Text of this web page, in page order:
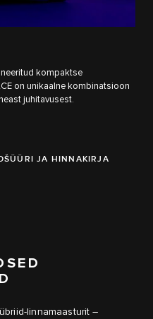
kompaktse
on unikaalne kombinatsioon
juhitavusest.
JA HINNAKIRJA
linnamaasturit –